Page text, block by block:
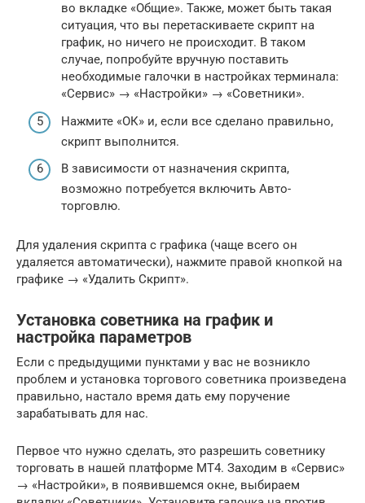
во вкладке «Общие». Также, может быть такая
ситуация, что вы перетаскиваете скрипт на
график, но ничего не происходит. В таком
случае, попробуйте вручную поставить
необходимые галочки в настройках терминала:
«Сервис» → «Настройки» → «Советники».
Нажмите «ОК» и, если все сделано правильно,
скрипт выполнится.
В зависимости от назначения скрипта,
возможно потребуется включить Авто-
торговлю.
Для удаления скрипта с графика (чаще всего он
удаляется автоматически), нажмите правой кнопкой на
графике → «Удалить Скрипт».
Установка советника на график и
настройка параметров
Если с предыдущими пунктами у вас не возникло
проблем и установка торгового советника произведена
правильно, настало время дать ему поручение
зарабатывать для нас.
Первое что нужно сделать, это разрешить советнику
торговать в нашей платформе МТ4. Заходим в «Сервис»
→ «Настройки», в появившемся окне, выбираем